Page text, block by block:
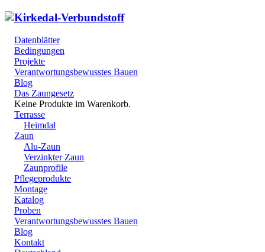
Datenblätter
Bedingungen
Projekte
Verantwortungsbewusstes Bauen
Blog
Das Zaungesetz
Keine Produkte im Warenkorb.
Terrasse
Heimdal
Zaun
Alu-Zaun
Verzinkter Zaun
Zaunprofile
Pflegeprodukte
Montage
Katalog
Proben
Verantwortungsbewusstes Bauen
Blog
Kontakt